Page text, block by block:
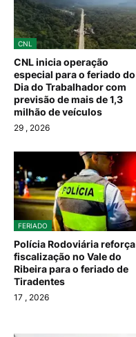
CNL
CNL inicia operação
especial para o feriado do
Dia do Trabalhador com
previsão de mais de 1,3
milhão de veículos
29 , 2026
FERIADO
Polícia Rodoviária reforça
fiscalização no Vale do
Ribeira para o feriado de
Tiradentes
17 , 2026